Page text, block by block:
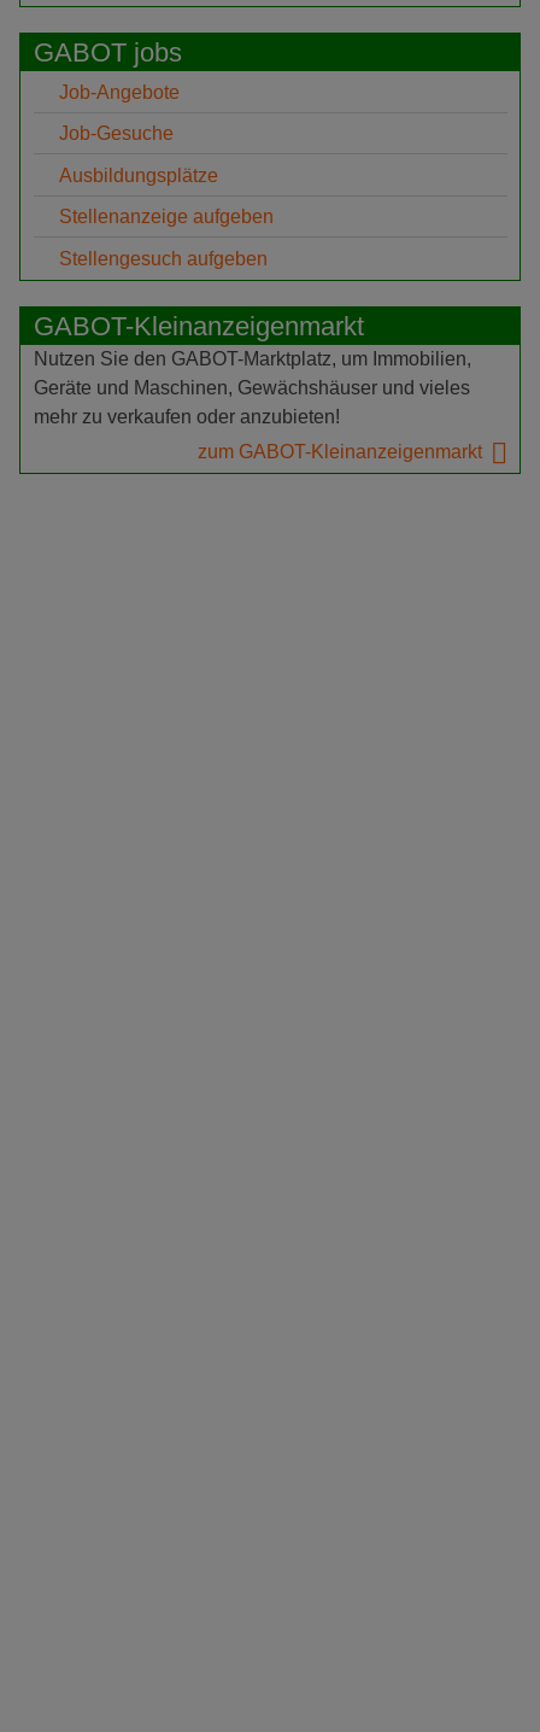
GABOT jobs
Job-Angebote
Job-Gesuche
Ausbildungsplätze
Stellenanzeige aufgeben
Stellengesuch aufgeben
GABOT-Kleinanzeigenmarkt
Nutzen Sie den GABOT-Marktplatz, um Immobilien,
Geräte und Maschinen, Gewächshäuser und vieles
mehr zu verkaufen oder anzubieten!
zum GABOT-Kleinanzeigenmarkt